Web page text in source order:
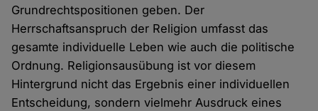
Grundrechtspositionen geben. Der
Herrschaftsanspruch der Religion umfasst das
gesamte individuelle Leben wie auch die politische
Ordnung. Religionsausübung ist vor diesem
Hintergrund nicht das Ergebnis einer individuellen
Entscheidung, sondern vielmehr Ausdruck eines